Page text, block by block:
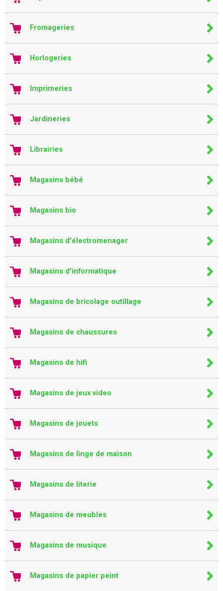
Fromageries
Horlogeries
Imprimeries
Jardineries
Librairies
Magasins bébé
Magasins bio
Magasins d'électromenager
Magasins d'informatique
Magasins de bricolage outillage
Magasins de chaussures
Magasins de hifi
Magasins de jeux video
Magasins de jouets
Magasins de linge de maison
Magasins de literie
Magasins de meubles
Magasins de musique
Magasins de papier peint